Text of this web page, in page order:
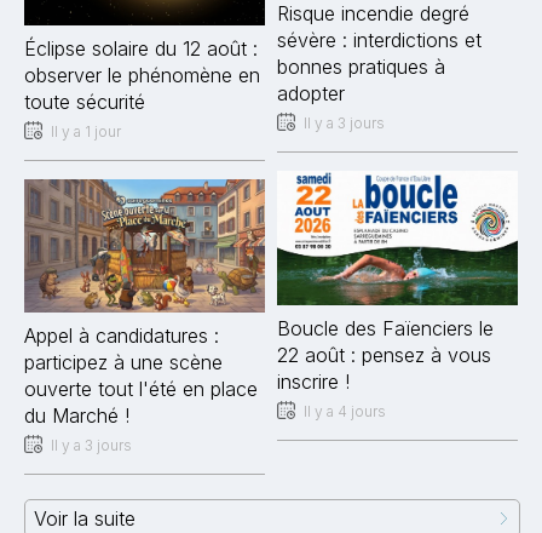
Éclipse solaire du 12 août :
observer le phénomène en
toute sécurité
Il y a 1 jour
Appel à candidatures :
participez à une scène
ouverte tout l'été en place
du Marché !
Il y a 3 jours
Risque incendie degré
sévère : interdictions et
bonnes pratiques à
adopter
Il y a 3 jours
Boucle des Faïenciers le
22 août : pensez à vous
inscrire !
Il y a 4 jours
Voir la suite